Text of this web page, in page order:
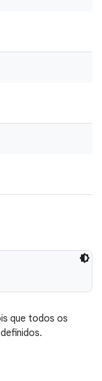
que todos os